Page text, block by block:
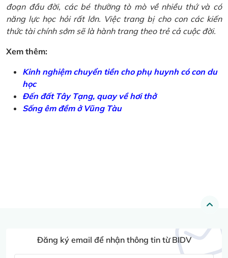
đoạn đầu đời, các bé thường tò mò về nhiều thứ và có
năng lực học hỏi rất lớn. Việc trang bị cho con các kiến
thức tài chính sớm sẽ là hành trang theo trẻ cả cuộc đời.
Xem thêm:
Kinh nghiệm chuyển tiền cho phụ huynh có con du
học
Đến đất Tây Tạng, quay về hơi thở
Sống êm đềm ở Vũng Tàu
Đăng ký email để nhận thông tin từ BIDV